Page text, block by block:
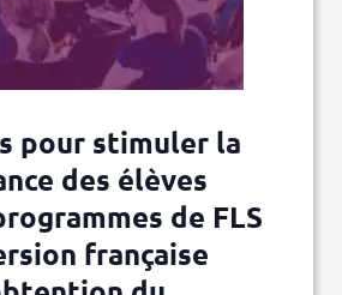
pour stimuler la
des élèves
de FLS
française